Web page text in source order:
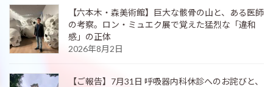
【六本木・森美術館】巨大な骸骨の山と、ある医師
の考察。ロン・ミュエク展で覚えた猛烈な「違和
感」の正体
2026年8月2日
【ご報告】7月31日 呼吸器内科休診へのお詫びと、